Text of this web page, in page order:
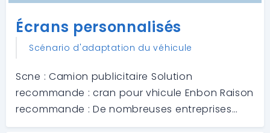
Écrans personnalisés
Scénario d'adaptation du véhicule
Scne : Camion publicitaire Solution
recommande : cran pour vhicule Enbon Raison
recommande : De nombreuses entreprises
engagent des socits de publicit pour faire